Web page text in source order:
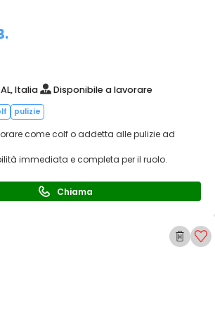
Italia Disponibile a lavorare
pulizie
come colf o addetta alle pulizie ad
immediata e completa per il ruolo.
Chiama